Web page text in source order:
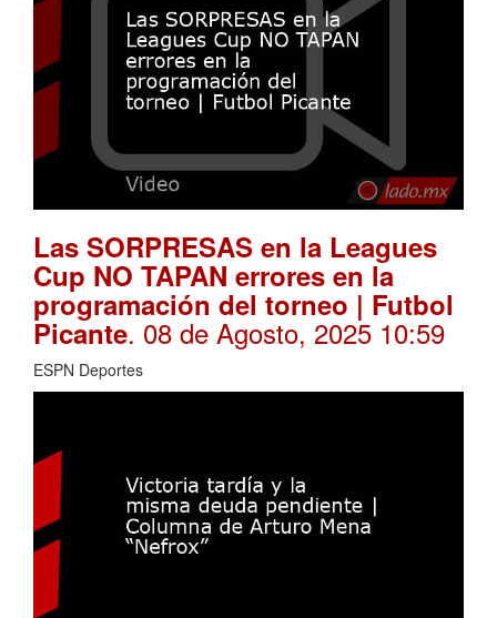
Las SORPRESAS en la Leagues
Cup NO TAPAN errores en la
programación del torneo | Futbol
Picante. 08 de Agosto, 2025 10:59
ESPN Deportes